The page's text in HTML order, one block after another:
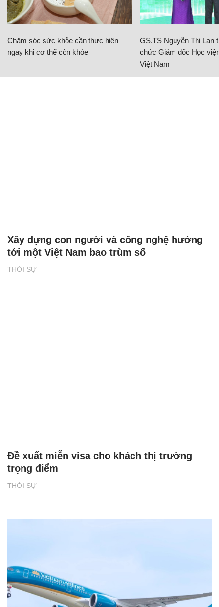
Chăm sóc sức khỏe cần thực hiện
ngay khi cơ thể còn khỏe
GS.TS Nguyễn Thị Lan
chức Giám đốc Học
Việt Nam
THỜI SỰ
Xây dựng con người và công nghệ hướng
tới một Việt Nam bao trùm số
THỜI SỰ
Đề xuất miễn visa cho khách thị trường
trọng điểm